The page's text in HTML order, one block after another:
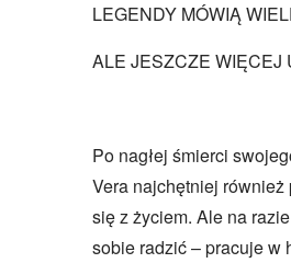
LEGENDY MÓWIĄ
ALE JESZCZE WIĘCEJ
Po nagłej śmierci
Vera najchętniej również
się z życiem. Ale na
sobie radzić – pracuje w